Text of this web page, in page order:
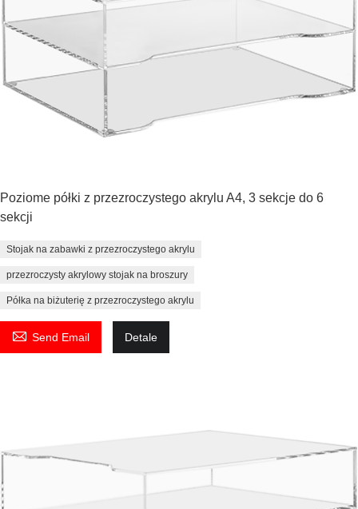
Poziome półki z przezroczystego akrylu A4, 3 sekcje do 6
sekcji
Stojak na zabawki z przezroczystego akrylu
przezroczysty akrylowy stojak na broszury
Półka na biżuterię z przezroczystego akrylu
 Send Email Detale